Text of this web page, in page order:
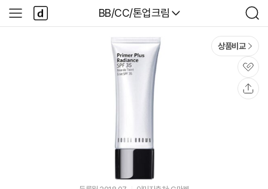
다나와
BB/CC/톤업크림
검
색
사
이
다
나
와
상품비교
관
심